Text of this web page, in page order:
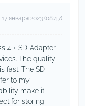
17 января 2023 (08:47)
4 + SD Adapter
The quality
fast. The SD
to my
make it
for storing